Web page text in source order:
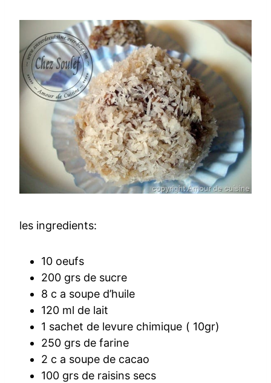
les ingredients:
10 oeufs
200 grs de sucre
8 c a soupe d’huile
120 ml de lait
1 sachet de levure chimique ( 10gr)
250 grs de farine
2 c a soupe de cacao
100 grs de raisins secs